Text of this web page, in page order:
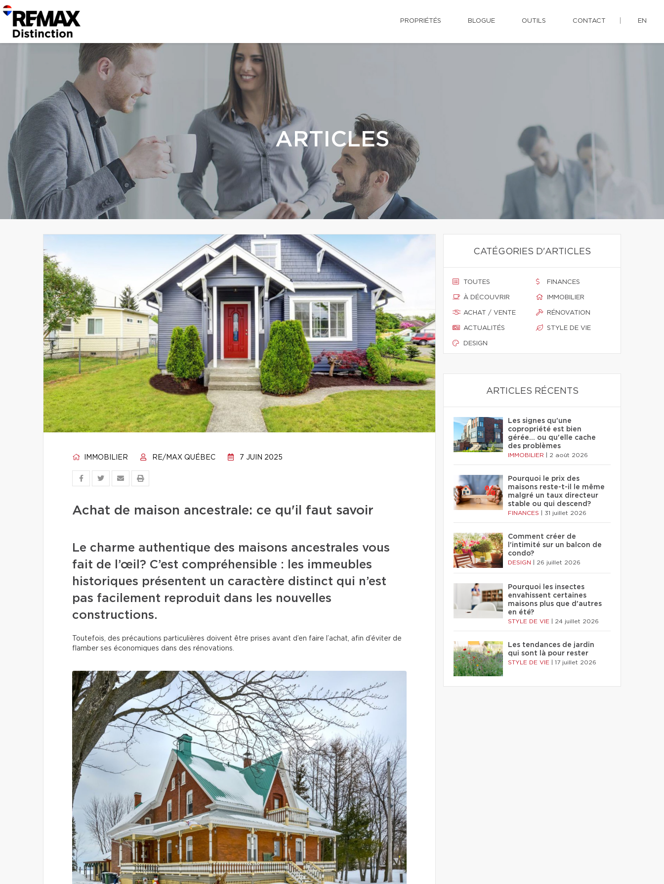
PROPRIÉTÉS BLOGUE OUTILS CONTACT EN
ARTICLES
IMMOBILIER RE/MAX QUÉBEC 7 JUIN 2025
Achat de maison ancestrale: ce qu'il faut savoir
Le charme authentique des maisons ancestrales vous
fait de l’œil? C’est compréhensible : les immeubles
historiques présentent un caractère distinct qui n’est
pas facilement reproduit dans les nouvelles
constructions.
Toutefois, des précautions particulières doivent être prises avant d’en faire l’achat, afin d’éviter de
flamber ses économiques dans des rénovations.
CATÉGORIES D'ARTICLES
TOUTES
À DÉCOUVRIR
ACHAT / VENTE
ACTUALITÉS
DESIGN
FINANCES
IMMOBILIER
RÉNOVATION
STYLE DE VIE
ARTICLES RÉCENTS
Les signes qu'une
copropriété est bien
gérée… ou qu'elle cache
des problèmes
IMMOBILIER 2 août 2026
Pourquoi le prix des
maisons reste-t-il le même
malgré un taux directeur
stable ou qui descend?
FINANCES 31 juillet 2026
Comment créer de
l'intimité sur un balcon de
condo?
DESIGN 26 juillet 2026
Pourquoi les insectes
envahissent certaines
maisons plus que d'autres
en été?
STYLE DE VIE 24 juillet 2026
Les tendances de jardin
qui sont là pour rester
STYLE DE VIE 17 juillet 2026